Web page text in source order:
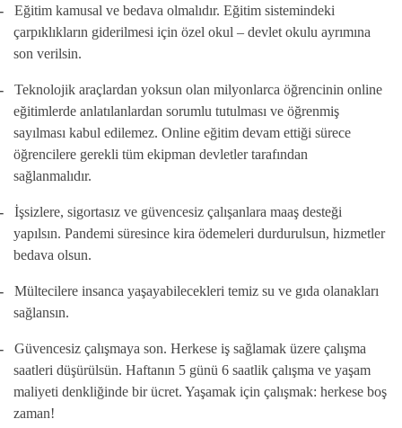
Eğitim kamusal ve bedava olmalıdır. Eğitim sistemindeki
çarpıklıkların giderilmesi için özel okul – devlet okulu ayrımına
son verilsin.
Teknolojik araçlardan yoksun olan milyonlarca öğrencinin online
eğitimlerde anlatılanlardan sorumlu tutulması ve öğrenmiş
sayılması kabul edilemez. Online eğitim devam ettiği sürece
öğrencilere gerekli tüm ekipman devletler tarafından
sağlanmalıdır.
İşsizlere, sigortasız ve güvencesiz çalışanlara maaş desteği
yapılsın. Pandemi süresince kira ödemeleri durdurulsun, hizmetler
bedava olsun.
Mültecilere insanca yaşayabilecekleri temiz su ve gıda olanakları
sağlansın.
Güvencesiz çalışmaya son. Herkese iş sağlamak üzere çalışma
saatleri düşürülsün. Haftanın 5 günü 6 saatlik çalışma ve yaşam
maliyeti denkliğinde bir ücret. Yaşamak için çalışmak: herkese boş
zaman!